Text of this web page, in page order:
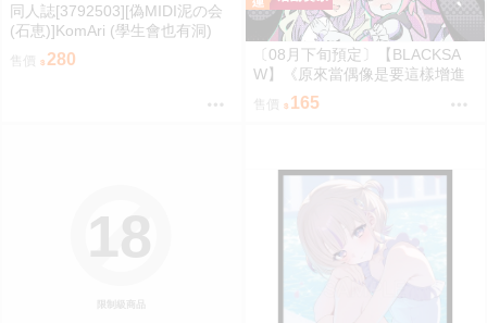
同人誌[3792503][偽MIDI泥の会
(石恵)]KomAri (學生會也有洞)
280
〔08月下旬預定〕【BLACKSA
W】《原來當偶像是要這樣增進
感情的嗎？》B5/24P黑白內頁/繁
體中文/無修正⬢黑市兔－心動大
165
限制級商品
18